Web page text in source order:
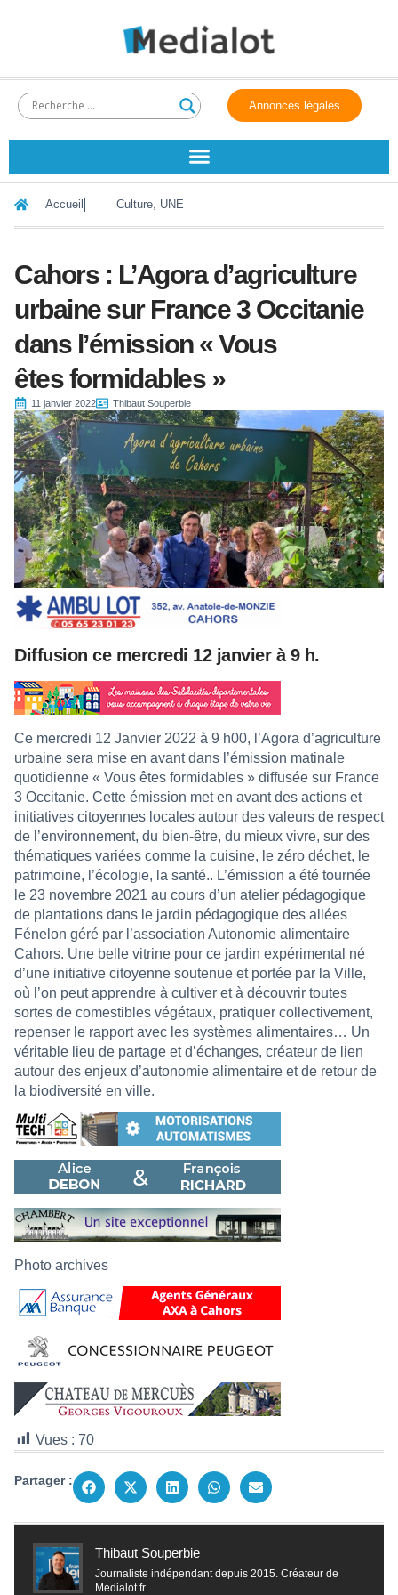
Annonces légales
Accueil Culture, UNE
Cahors : L’Agora d’agriculture
urbaine sur France 3 Occitanie
dans l’émission « Vous
êtes formidables »
11 janvier 2022 Thibaut Souperbie
Diffusion ce mercredi 12 janvier à 9 h.
Ce mercredi 12 Janvier 2022 à 9 h00, l’Agora d’agriculture
urbaine sera mise en avant dans l’émission matinale
quotidienne « Vous êtes formidables » diffusée sur France
3 Occitanie. Cette émission met en avant des actions et
initiatives citoyennes locales autour des valeurs de respect
de l’environnement, du bien-être, du mieux vivre, sur des
thématiques variées comme la cuisine, le zéro déchet, le
patrimoine, l’écologie, la santé.. L’émission a été tournée
le 23 novembre 2021 au cours d’un atelier pédagogique
de plantations dans le jardin pédagogique des allées
Fénelon géré par l’association Autonomie alimentaire
Cahors. Une belle vitrine pour ce jardin expérimental né
d’une initiative citoyenne soutenue et portée par la Ville,
où l’on peut apprendre à cultiver et à découvrir toutes
sortes de comestibles végétaux, pratiquer collectivement,
repenser le rapport avec les systèmes alimentaires… Un
véritable lieu de partage et d’échanges, créateur de lien
autour des enjeux d’autonomie alimentaire et de retour de
la biodiversité en ville.
Photo archives
Vues : 70
Partager :
Thibaut Souperbie
Journaliste indépendant depuis 2015. Créateur de
Medialot.fr